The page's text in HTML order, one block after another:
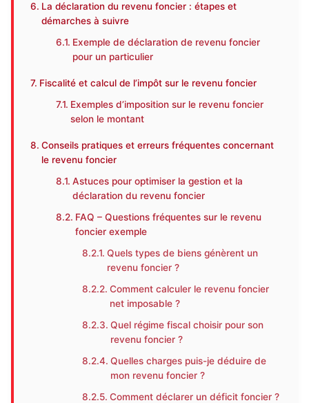
La déclaration du revenu foncier : étapes et
démarches à suivre
Exemple de déclaration de revenu foncier
pour un particulier
Fiscalité et calcul de l’impôt sur le revenu foncier
Exemples d’imposition sur le revenu foncier
selon le montant
Conseils pratiques et erreurs fréquentes concernant
le revenu foncier
Astuces pour optimiser la gestion et la
déclaration du revenu foncier
FAQ – Questions fréquentes sur le revenu
foncier exemple
Quels types de biens génèrent un
revenu foncier ?
Comment calculer le revenu foncier
net imposable ?
Quel régime fiscal choisir pour son
revenu foncier ?
Quelles charges puis-je déduire de
mon revenu foncier ?
Comment déclarer un déficit foncier ?